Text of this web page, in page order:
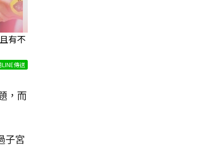
有不
LINE傳送
，而
子宮